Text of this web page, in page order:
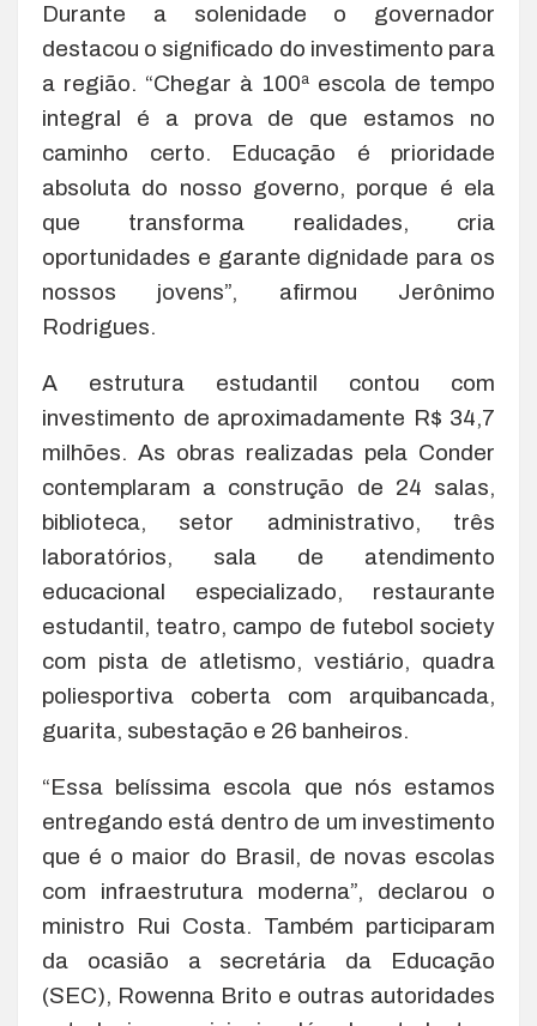
Durante a solenidade o governador
destacou o significado do investimento para
a região. “Chegar à 100ª escola de tempo
integral é a prova de que estamos no
caminho certo. Educação é prioridade
absoluta do nosso governo, porque é ela
que transforma realidades, cria
oportunidades e garante dignidade para os
nossos jovens”, afirmou Jerônimo
Rodrigues.
A estrutura estudantil contou com
investimento de aproximadamente R$ 34,7
milhões. As obras realizadas pela Conder
contemplaram a construção de 24 salas,
biblioteca, setor administrativo, três
laboratórios, sala de atendimento
educacional especializado, restaurante
estudantil, teatro, campo de futebol society
com pista de atletismo, vestiário, quadra
poliesportiva coberta com arquibancada,
guarita, subestação e 26 banheiros.
“Essa belíssima escola que nós estamos
entregando está dentro de um investimento
que é o maior do Brasil, de novas escolas
com infraestrutura moderna”, declarou o
ministro Rui Costa. Também participaram
da ocasião a secretária da Educação
(SEC), Rowenna Brito e outras autoridades